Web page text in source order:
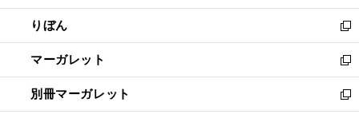
開
く
ウ
で
開
く
ン
ド
ウ
で
開
く
ウ
ィ
ン
ド
ウ
で
開
りぼん
新
し
い
ウ
ィ
マーガレット
新
し
い
別冊マーガレット
新